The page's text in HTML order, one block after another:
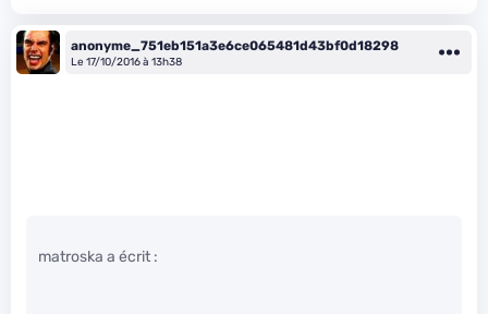
anonyme_751eb151a3e6ce065481d43bf0d18298
Le 17/10/2016 à 13h38
matroska a écrit :